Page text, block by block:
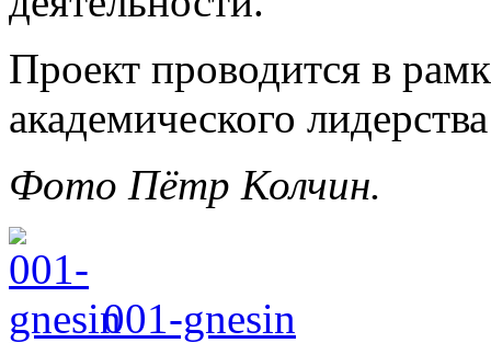
Проект проводится в
академического
Фото Пётр Колчин.
001-gnesin